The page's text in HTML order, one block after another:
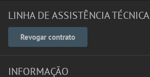
LINHA DE ASSISTÊNCIA TÉCNICA
Revogar contrato
INFORMAÇÃO